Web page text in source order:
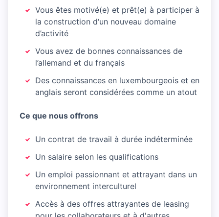
Vous êtes motivé(e) et prêt(e) à participer à
la construction d‘un nouveau domaine
d’activité
Vous avez de bonnes connaissances de
l’allemand et du français
Des connaissances en luxembourgeois et en
anglais seront considérées comme un atout
Ce que nous offrons
Un contrat de travail à durée indéterminée
Un salaire selon les qualifications
Un emploi passionnant et attrayant dans un
environnement interculturel
Accès à des offres attrayantes de leasing